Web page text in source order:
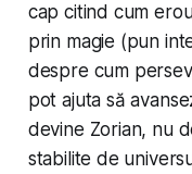
cap citind cum
prin magie (pun
despre cum
pot ajuta să
devine Zorian, nu
stabilite de